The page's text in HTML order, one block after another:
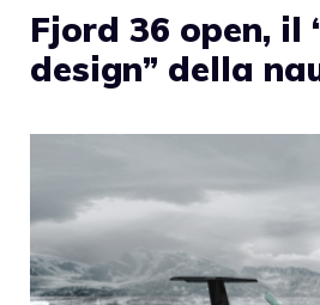
Fjord 36 open, il
design” della